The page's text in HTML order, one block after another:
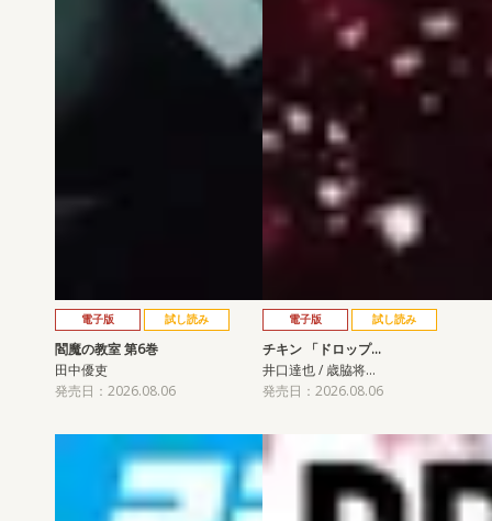
電子版 試し読み
閻魔の教室 第6巻
田中優吏
発売日：2026.08.06
電子版 試し読み
チキン 「ドロップ…
井口達也 / 歳脇将…
発売日：2026.08.06